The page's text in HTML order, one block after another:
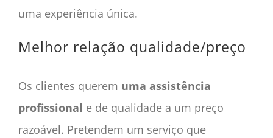
uma experiência única.
Melhor relação qualidade/preço
Os clientes querem uma assistência
profissional e de qualidade a um preço
razoável. Pretendem um serviço que